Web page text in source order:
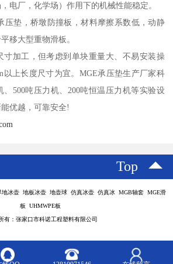
电厂，化学场）作用下的机械性能稳定。
压垫，桥墩防撞板，材料摩擦系数低，动静
移大型重物滑板。
寸加工，但考虑到单块重量大、不易安装操
以上长度尺寸为宜。MGE承压垫生产厂家科
500吨压力机、200吨恒温压力机等实验设
优越，可靠安全!
Top
地冰壶 地板冰壶 地壶球 仿真冰壶 仿真冰 MGB轴套 MGE滑
板 UHMWPE板
有：张家口市科诺工程塑料有限公司